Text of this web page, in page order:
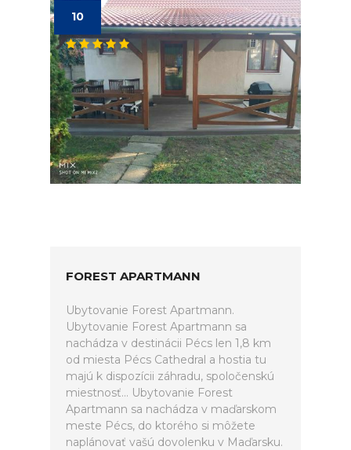
10
FOREST APARTMANN
Ubytovanie Forest Apartmann.
Ubytovanie Forest Apartmann sa
nachádza v destinácii Pécs len 1,8 km
od miesta Pécs Cathedral a hostia tu
majú k dispozícii záhradu, spoločenskú
miestnosť... Ubytovanie Forest
Apartmann sa nachádza v maďarskom
meste Pécs, do ktorého si môžete
naplánovať vašú dovolenku v Maďarsku.